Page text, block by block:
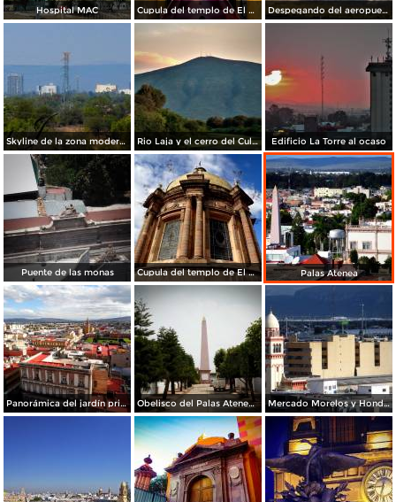
Hospital MAC Cupula del templo de El Carmen. Despegando del aeropuerto de Celaya
Skyline de la zona moderna de la ciudad Rio Laja y el cerro del Culiacán de fondo Edificio La Torre al ocaso
Puente de las monas Cupula del templo de El Carmen. Palas Atenea
Panorámica del jardín principal Obelisco del Palas Atenea Celaya Mercado Morelos y Honda al fondo